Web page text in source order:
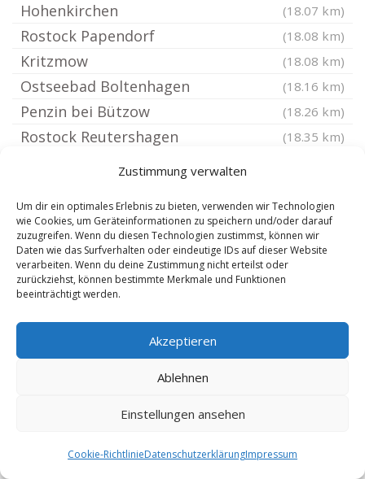
Zustimmung verwalten
Um dir ein optimales Erlebnis zu bieten, verwenden wir Technologien
wie Cookies, um Geräteinformationen zu speichern und/oder darauf
zuzugreifen. Wenn du diesen Technologien zustimmst, können wir
Daten wie das Surfverhalten oder eindeutige IDs auf dieser Website
verarbeiten. Wenn du deine Zustimmung nicht erteilst oder
zurückziehst, können bestimmte Merkmale und Funktionen
beeinträchtigt werden.
Akzeptieren
Ablehnen
Einstellungen ansehen
Cookie-RichtlinieDatenschutzerklärungImpressum
Hohenkirchen (18.07 km)
Rostock Papendorf (18.08 km)
Kritzmow (18.08 km)
Ostseebad Boltenhagen (18.16 km)
Penzin bei Bützow (18.26 km)
Rostock Reutershagen (18.35 km)
Dorf Mecklenburg (18.59 km)
Klein Belitz (18.59 km)
Schimm (18.85 km)
Rostock Schmarl (19.04 km)
Barnekow (19.19 km)
Rostock Kröpeliner Tor Vorstadt
Rostock Seehafen (19.93 km)